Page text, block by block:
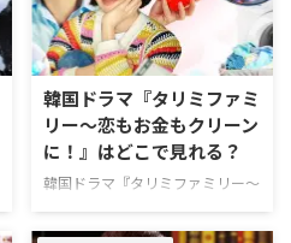
韓国ドラマ『タリミファミ
リー～恋もお金もクリーン
に！』はどこで見れる？
韓国ドラマ『タリミファミリー～
恋もお金もクリーンに！』の配信
先やあらすじ、キャストについて